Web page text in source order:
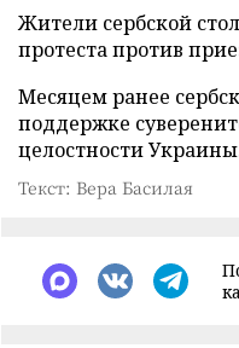
Жители сербской
протеста против
Месяцем ранее
поддержке
целостности
Текст: Вера Басилая